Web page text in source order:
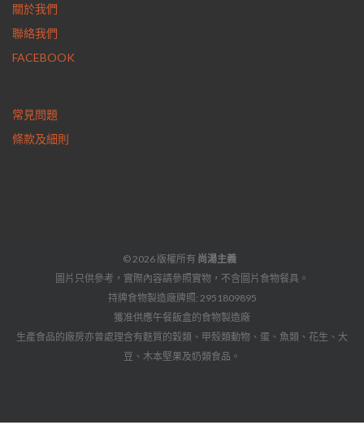
關於我們
聯絡我們
FACEBOOK
常見問題
條款及細則
© 2026 版權所有 尚湯主義
圖片只供參考，實際內容請參照實物，不含圖片食物餐具。
持牌食物製造廠牌照: 2951809895
獲准供應午餐飯盒的食物製造廠
生產食品的廠房亦曾處理含有麩質的穀類、甲殼類動物、蛋、魚類、花生、大
豆、木本堅果及奶類食品。